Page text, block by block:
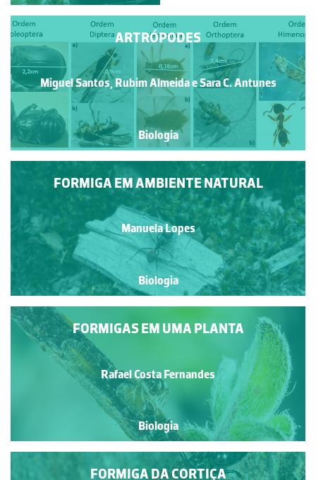
ARTRÓPODES
Miguel Santos, Rubim Almeida e Sara C. Antunes
Biologia
FORMIGA EM AMBIENTE NATURAL
Manuela Lopes
Biologia
FORMIGAS EM UMA PLANTA
Rafael Costa Fernandes
Biologia
FORMIGA DA CORTIÇA